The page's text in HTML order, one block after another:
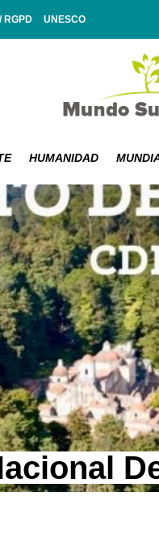
RGPD UNESCO
HUMANIDAD